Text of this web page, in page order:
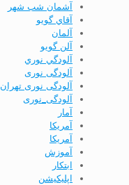
آشمان شب شهر
آقاي گويو
آلمان
آلن گويو
آلودگي نوري
آلودگی نوری
آلودگی نوری تهران
آلودگی_نوری
آمار
آمريكا
آمریکا
آموزش
ابتكار
اپليكيشن